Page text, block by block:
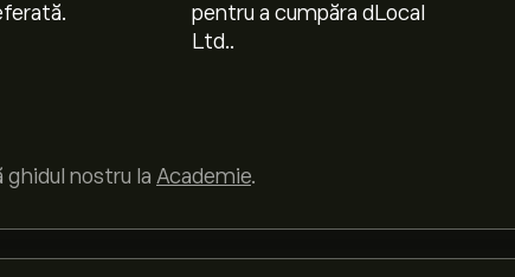
pentru a cumpăra dLocal
Ltd..
nostru la Academie.